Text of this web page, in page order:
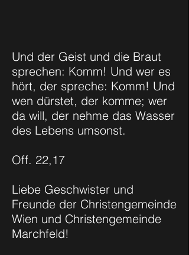
Und der Geist und die Braut
sprechen: Komm! Und wer es
hört, der spreche: Komm! Und
wen dürstet, der komme; wer
da will, der nehme das Wasser
des Lebens umsonst.
Off. 22,17
Liebe Geschwister und
Freunde der Christengemeinde
Wien und Christengemeinde
Marchfeld!